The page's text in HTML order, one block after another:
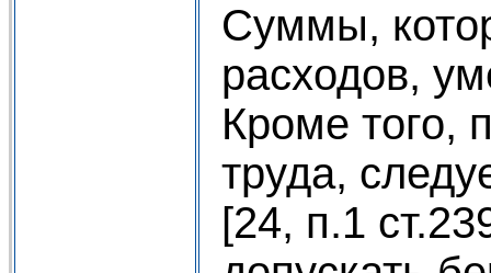
Суммы,
расходов,
Кроме того,
труда,
[24, п.1